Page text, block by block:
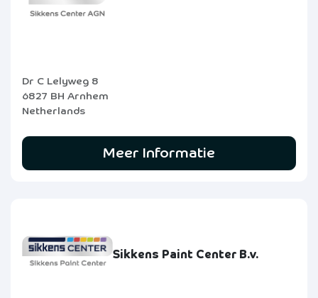
Dr C Lelyweg 8
6827 BH Arnhem
Netherlands
Meer Informatie
Sikkens Paint Center B.v.